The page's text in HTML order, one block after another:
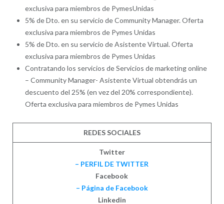
exclusiva para miembros de PymesUnidas
5% de Dto. en su servicio de Community Manager. Oferta
exclusiva para miembros de Pymes Unidas
5% de Dto. en su servicio de Asistente Virtual. Oferta
exclusiva para miembros de Pymes Unidas
Contratando los servicios de Servicios de marketing online
– Community Manager- Asistente Virtual obtendrás un
descuento del 25% (en vez del 20% correspondiente).
Oferta exclusiva para miembros de Pymes Unidas
REDES SOCIALES
Twitter
– PERFIL DE TWITTER
Facebook
– Página de Facebook
Linkedin